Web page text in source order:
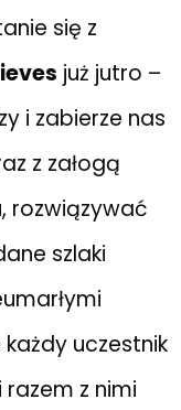
się z
już jutro –
i zabierze nas
z załogą
rozwiązywać
szlaki
uczestnik
z nimi